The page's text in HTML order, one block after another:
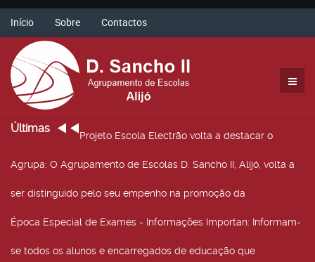
Início Sobre Contactos
Últimas
Projeto Escola Electrão volta a destacar o
Agrupa: O Agrupamento de Escolas D. Sancho II, Alijó, volta a
ser distinguido pelo seu empenho na promoção da
Época Especial de Exames - Informações Importan: Informam-
se todos os alunos e encarregados de educação que